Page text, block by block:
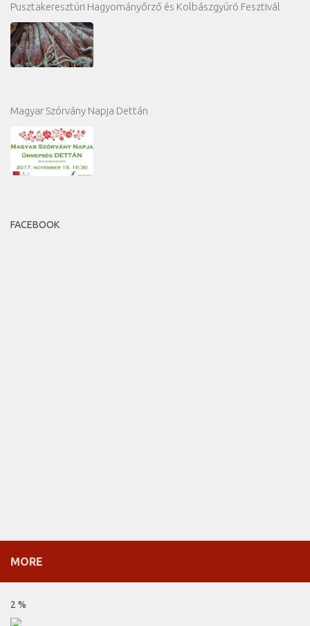
Pusztakeresztúri Hagyományőrző és Kolbászgyúró Fesztivál
Magyar Szórvány Napja Dettán
FACEBOOK
MORE
2 %